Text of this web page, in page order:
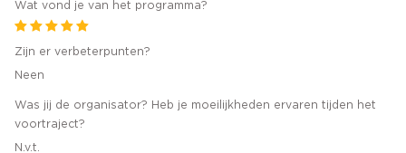
Wat vond je van het programma?
Zijn er verbeterpunten?
Neen
Was jij de organisator? Heb je moeilijkheden ervaren tijden het
voortraject?
N.v.t.